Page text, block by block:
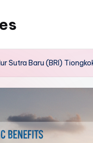
Sutra Baru (BRI)